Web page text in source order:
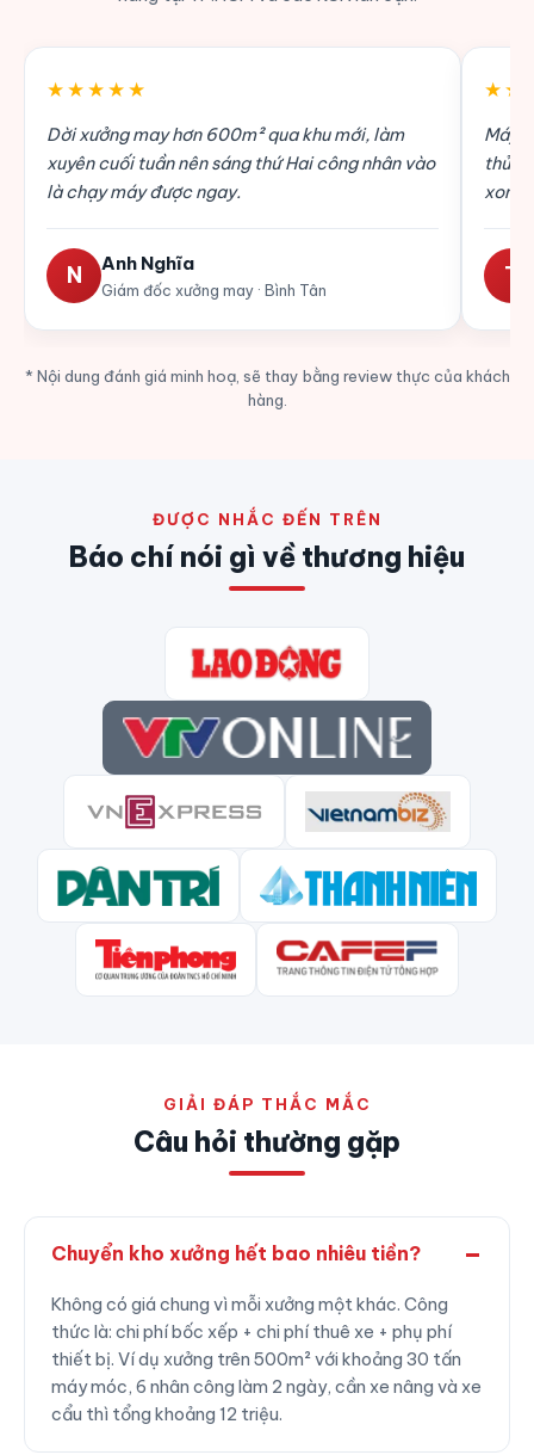
★★★★★
Dời xưởng may hơn 600m² qua khu mới, làm
xuyên cuối tuần nên sáng thứ Hai công nhân vào
là chạy máy được ngay.
N Anh Nghĩa
Giám đốc xưởng may · Bình Tân
Máy
thủy
xong
T
* Nội dung đánh giá minh hoạ, sẽ thay bằng review thực của khách
hàng.
ĐƯỢC NHẮC ĐẾN TRÊN
Báo chí nói gì về thương hiệu
GIẢI ĐÁP THẮC MẮC
Câu hỏi thường gặp
Chuyển kho xưởng hết bao nhiêu tiền?
Không có giá chung vì mỗi xưởng một khác. Công
thức là: chi phí bốc xếp + chi phí thuê xe + phụ phí
thiết bị. Ví dụ xưởng trên 500m² với khoảng 30 tấn
máy móc, 6 nhân công làm 2 ngày, cần xe nâng và xe
cẩu thì tổng khoảng 12 triệu.